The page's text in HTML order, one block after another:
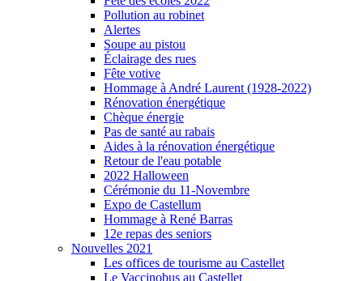
Pollution au robinet
Alertes
Soupe au pistou
Éclairage des rues
Fête votive
Hommage à André Laurent (1928-2022)
Rénovation énergétique
Chèque énergie
Pas de santé au rabais
Aides à la rénovation énergétique
Retour de l'eau potable
2022 Halloween
Cérémonie du 11-Novembre
Expo de Castellum
Hommage à René Barras
12e repas des seniors
Nouvelles 2021
Les offices de tourisme au Castellet
Le Vaccinobus au Castellet